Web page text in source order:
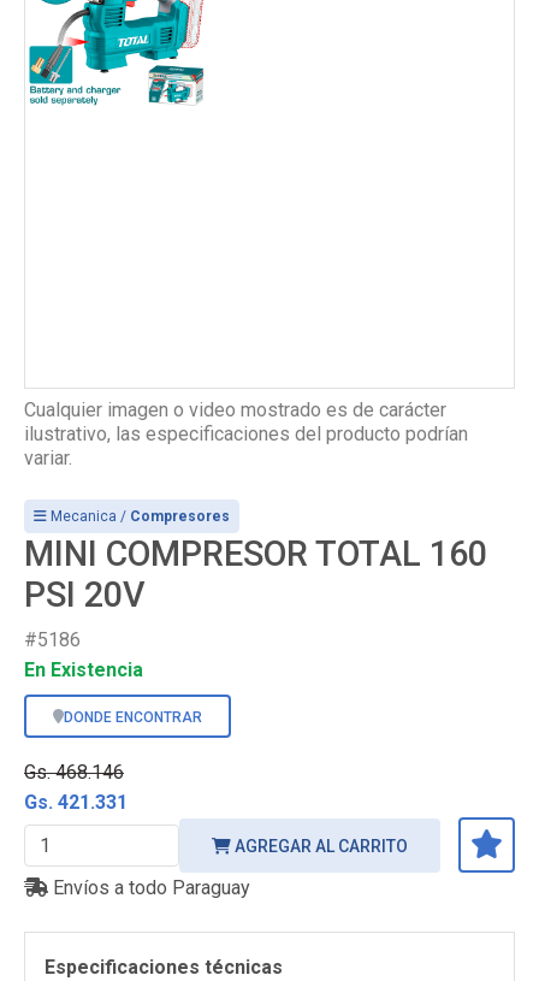
Cualquier imagen o video mostrado es de carácter
ilustrativo, las especificaciones del producto podrían
variar.
Mecanica / Compresores
MINI COMPRESOR TOTAL 160
PSI 20V
#5186
En Existencia
DONDE ENCONTRAR
Gs. 468.146
Gs. 421.331
AGREGAR AL CARRITO
Envíos a todo Paraguay
Especificaciones técnicas